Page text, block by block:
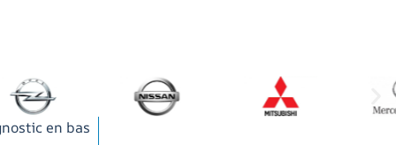
en bas